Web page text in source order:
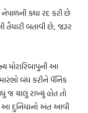
કથા રદ કરી છે
બતાવી છે, જરૂર
મોરારિબાપુની આ
બંધ કરીને પૅનિક
ચાલું રાખ્યું હોત તો
આ દુનિયાનો અંત આવી